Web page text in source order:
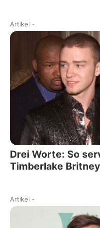
Artikel -
Drei Worte: So
Timberlake
Artikel -